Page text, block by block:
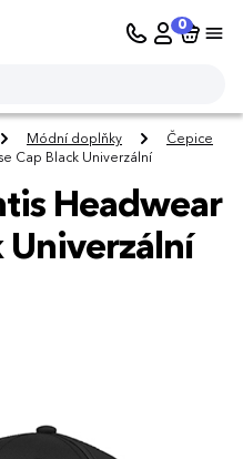
0
Módní doplňky
Čepice
Cap Black Univerzální
Headwear
Univerzální